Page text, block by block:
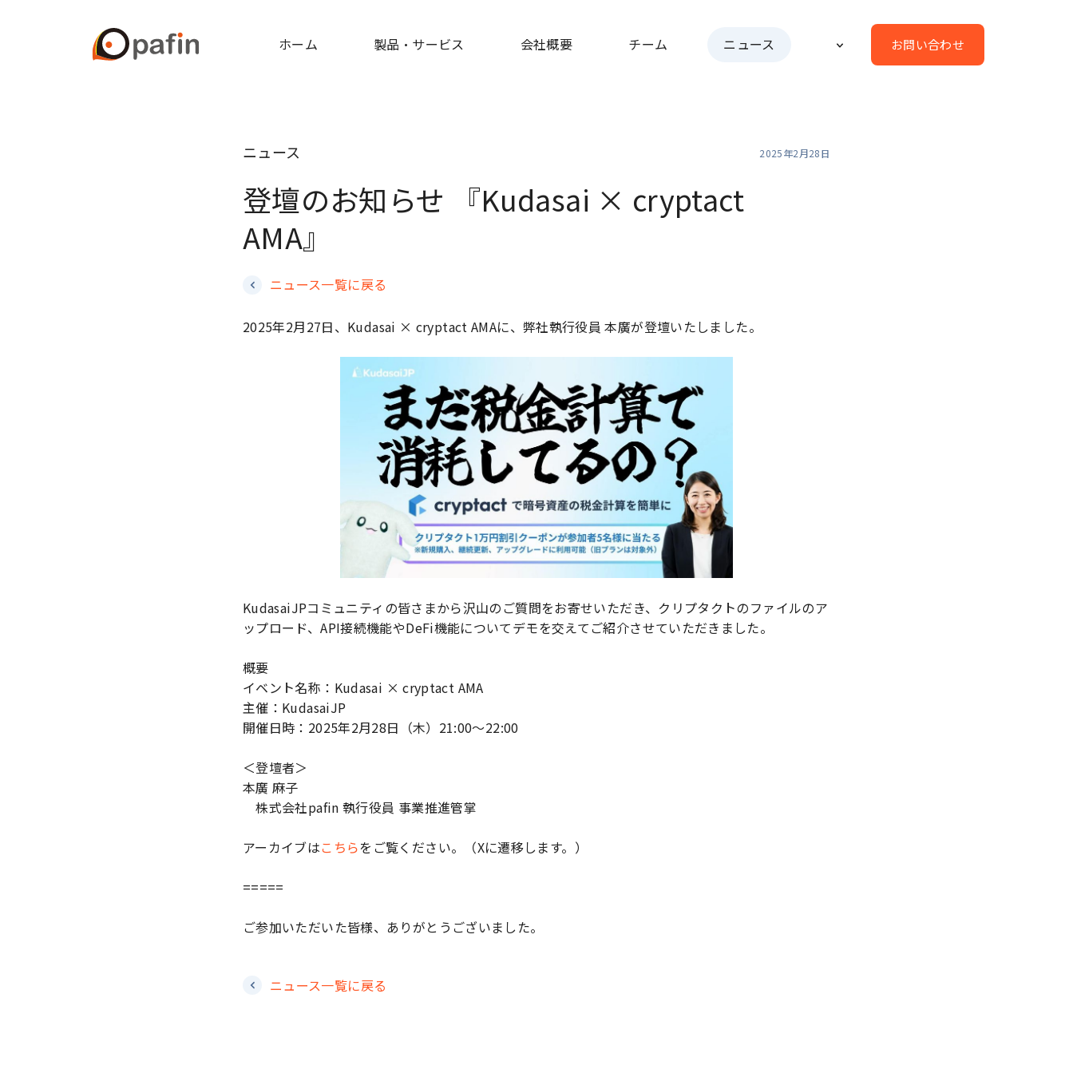
ホーム 製品・サービス 会社概要 チーム ニュース お問い合わせ
ニュース 2025年2月28日
登壇のお知らせ 『Kudasai × cryptact
AMA』
ニュース一覧に戻る
2025年2月27日、Kudasai × cryptact AMAに、弊社執行役員 本廣が登壇いたしました。
KudasaiJPコミュニティの皆さまから沢山のご質問をお寄せいただき、クリプタクトのファイルのア
ップロード、API接続機能やDeFi機能についてデモを交えてご紹介させていただきました。
概要
イベント名称：Kudasai × cryptact AMA
主催：KudasaiJP
開催日時：2025年2月28日（木）21:00～22:00
＜登壇者＞
本廣 麻子
株式会社pafin 執行役員 事業推進管掌
アーカイブは こちらをご覧ください。（Xに遷移します。）
=====
ご参加いただいた皆様、ありがとうございました。
ニュース一覧に戻る